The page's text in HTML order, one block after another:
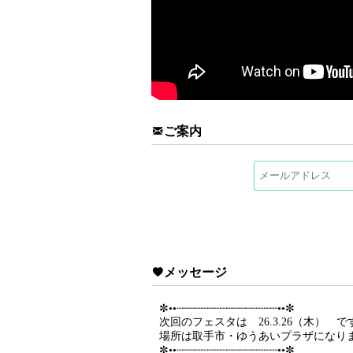
ご案内
メッセージ
✼••┈┈┈┈┈┈┈┈┈┈┈┈┈┈┈┈••✼
次回のフェスタは 26.3.26（木） で
場所は取手市・ゆうあいプラザになり
✼••┈┈┈┈┈┈┈┈┈┈┈┈┈┈┈┈••✼